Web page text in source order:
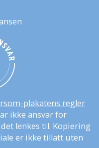
plakatens regler
ikke ansvar for
lenkes til. Kopiering
er ikke tillatt uten